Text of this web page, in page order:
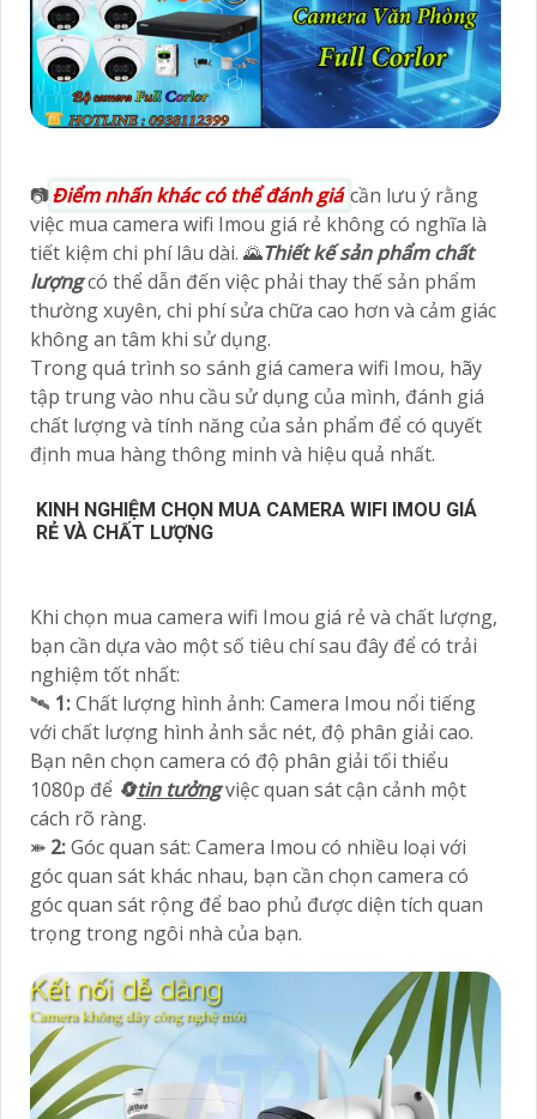
📷Điểm nhấn khác có thể đánh giácần lưu ý rằng
việc mua camera wifi Imou giá rẻ không có nghĩa là
tiết kiệm chi phí lâu dài. 🌄Thiết kế sản phẩm chất
lượngcó thể dẫn đến việc phải thay thế sản phẩm
thường xuyên, chi phí sửa chữa cao hơn và cảm giác
không an tâm khi sử dụng.
Trong quá trình so sánh giá camera wifi Imou, hãy
tập trung vào nhu cầu sử dụng của mình, đánh giá
chất lượng và tính năng của sản phẩm để có quyết
định mua hàng thông minh và hiệu quả nhất.
KINH NGHIỆM CHỌN MUA CAMERA WIFI IMOU GIÁ
RẺ VÀ CHẤT LƯỢNG
Khi chọn mua camera wifi Imou giá rẻ và chất lượng,
bạn cần dựa vào một số tiêu chí sau đây để có trải
nghiệm tốt nhất:
🛰 1:Chất lượng hình ảnh: Camera Imou nổi tiếng
với chất lượng hình ảnh sắc nét, độ phân giải cao.
Bạn nên chọn camera có độ phân giải tối thiểu
1080p để 🔄tin tưởngviệc quan sát cận cảnh một
cách rõ ràng.
⤘ 2:Góc quan sát: Camera Imou có nhiều loại với
góc quan sát khác nhau, bạn cần chọn camera có
góc quan sát rộng để bao phủ được diện tích quan
trọng trong ngôi nhà của bạn.